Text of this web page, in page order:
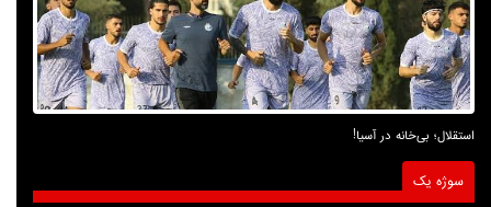
استقلال؛ بی‌خانه در آسیا!
سوژه یک